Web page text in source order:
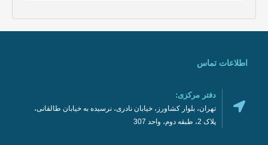
اطلاعات تماس
دفتر مرکزی:
تهران، بلوار کشاورز، خیابان نادری، نرسیده به خیابان طالقانی،
پلاک 2، طبقه دوم، واحد 307